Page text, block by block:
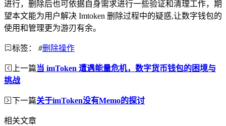
进行，删除后也可依据自身需求进行一些验证和清理工作，期
望本文能为用户解决 Imtoken 删除过程中的疑惑,让数字钱包的
使用和管理更为游刃有余。
标签： #删除操作
上一篇当 imToken 遭遇能量危机，数字货币钱包的困境与
挑战
下一篇关于imToken没有Memo的探讨
相关文章